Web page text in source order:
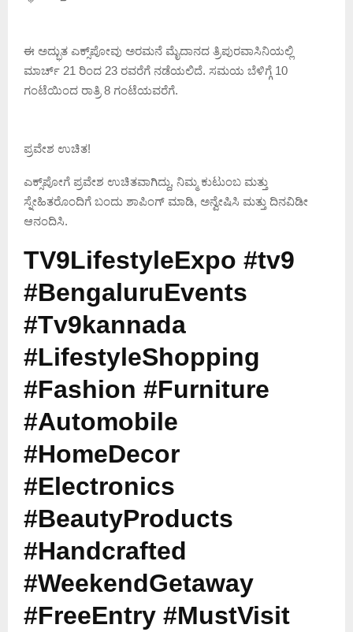
ಈ ಅದ್ಭುತ ಎಕ್ಸ್‌ಪೋವು ಅರಮನೆ ಮೈದಾನದ ತ್ರಿಪುರವಾಸಿನಿಯಲ್ಲಿ
ಮಾರ್ಚ್ 21 ರಿಂದ 23 ರವರೆಗೆ ನಡೆಯಲಿದೆ. ಸಮಯ ಬೆಳಿಗ್ಗೆ 10
ಗಂಟೆಯಿಂದ ರಾತ್ರಿ 8 ಗಂಟೆಯವರೆಗೆ.
ಪ್ರವೇಶ ಉಚಿತ!
ಎಕ್ಸ್‌ಪೋಗೆ ಪ್ರವೇಶ ಉಚಿತವಾಗಿದ್ದು, ನಿಮ್ಮ ಕುಟುಂಬ ಮತ್ತು
ಸ್ನೇಹಿತರೊಂದಿಗೆ ಬಂದು ಶಾಪಿಂಗ್ ಮಾಡಿ, ಅನ್ವೇಷಿಸಿ ಮತ್ತು ದಿನವಿಡೀ
ಆನಂದಿಸಿ.
TV9LifestyleExpo #tv9
#BengaluruEvents
#Tv9kannada
#LifestyleShopping
#Fashion #Furniture
#Automobile
#HomeDecor
#Electronics
#BeautyProducts
#Handcrafted
#WeekendGetaway
#FreeEntry #MustVisit